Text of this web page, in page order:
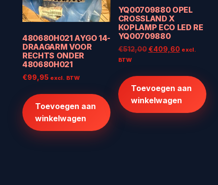
480680H021 AYGO 14-
DRAAGARM VOOR
RECHTS ONDER
480680H021
€99,95 excl. BTW
Toevoegen aan
winkelwagen
YQ00709880 OPEL
CROSSLAND X
KOPLAMP ECO LED RE
YQ00709880
€512,00 Oorspronkelijke
€409,60Huidige
€409,60.
excl.
BTW
Toevoegen aan
winkelwagen